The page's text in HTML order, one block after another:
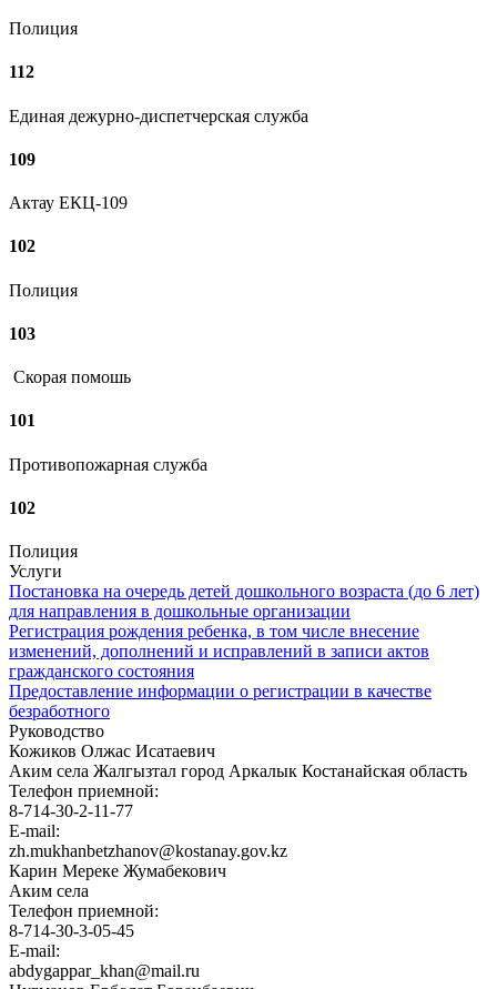
Полиция
112
Единая дежурно-диспетчерская служба
109
Актау ЕКЦ-109
102
Полиция
103
Скорая помошь
101
Противопожарная служба
102
Полиция
Услуги
Постановка на очередь детей дошкольного возраста (до 6 лет)
для направления в дошкольные организации
Регистрация рождения ребенка, в том числе внесение
изменений, дополнений и исправлений в записи актов
гражданского состояния
Предоставление информации о регистрации в качестве
безработного
Руководство
Кожиков Олжас Исатаевич
Аким села Жалгызтал город Аркалык Костанайская область
Телефон приемной:
8-714-30-2-11-77
E-mail:
zh.mukhanbetzhanov@kostanay.gov.kz
Карин Мереке Жумабекович
Аким села
Телефон приемной:
8-714-30-3-05-45
E-mail:
abdygappar_khan@mail.ru